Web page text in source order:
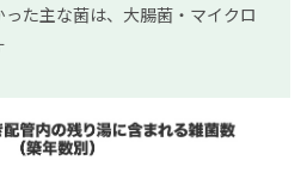
た主な菌は、大腸菌・マイクロ